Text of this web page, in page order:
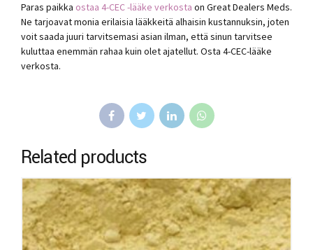
Paras paikka ostaa 4-CEC -lääke verkosta on Great Dealers Meds.
Ne tarjoavat monia erilaisia ​​​​lääkkeitä alhaisin kustannuksin, joten
voit saada juuri tarvitsemasi asian ilman, että sinun tarvitsee
kuluttaa enemmän rahaa kuin olet ajatellut. Osta 4-CEC-lääke
verkosta.
Related products